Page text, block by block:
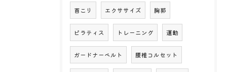
首こり エクササイズ 胸郭
ピラティス トレーニング 運動
ガードナーベルト 腰椎コルセット